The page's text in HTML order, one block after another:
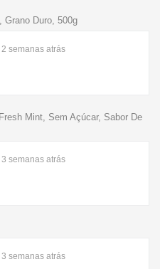
Grano Duro, 500g
2 semanas atrás
Mint, Sem Açúcar, Sabor De
3 semanas atrás
3 semanas atrás